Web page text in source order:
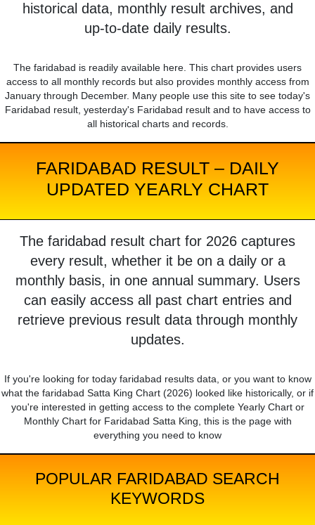
historical data, monthly result archives, and
up-to-date daily results.
The faridabad is readily available here. This chart provides users
access to all monthly records but also provides monthly access from
January through December. Many people use this site to see today's
Faridabad result, yesterday's Faridabad result and to have access to
all historical charts and records.
FARIDABAD RESULT – DAILY
UPDATED YEARLY CHART
The faridabad result chart for 2026 captures
every result, whether it be on a daily or a
monthly basis, in one annual summary. Users
can easily access all past chart entries and
retrieve previous result data through monthly
updates.
If you're looking for today faridabad results data, or you want to know
what the faridabad Satta King Chart (2026) looked like historically, or if
you're interested in getting access to the complete Yearly Chart or
Monthly Chart for Faridabad Satta King, this is the page with
everything you need to know
POPULAR FARIDABAD SEARCH
KEYWORDS